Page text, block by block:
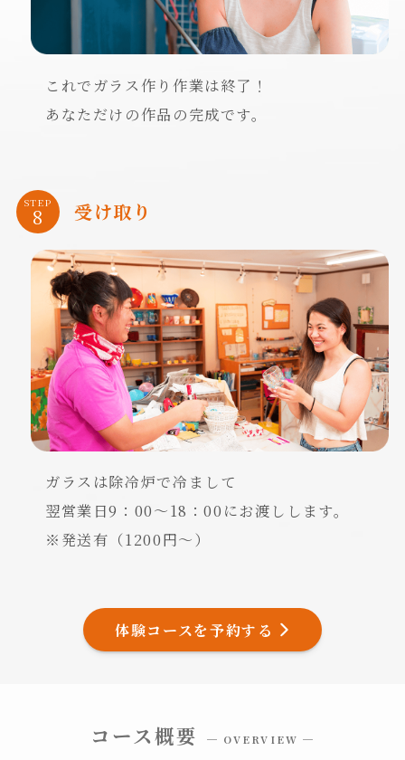
これでガラス作り作業は終了！
あなただけの作品の完成です。
STEP 受け取り
ガラスは除冷炉で冷まして
翌営業日9：00〜18：00にお渡しします。
※発送有（1200円～）
体験コースを予約する
コース概要 ─ OVERVIEW ─